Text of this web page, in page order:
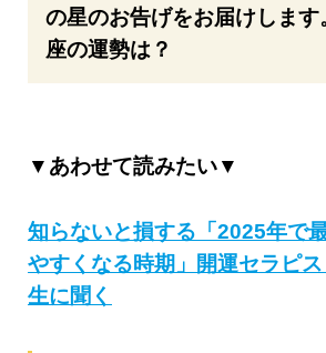
の星のお告げをお届けしま
座の運勢は？
▼あわせて読みたい▼
知らないと損する「2025年で
やすくなる時期」開運セラピ
生に聞く